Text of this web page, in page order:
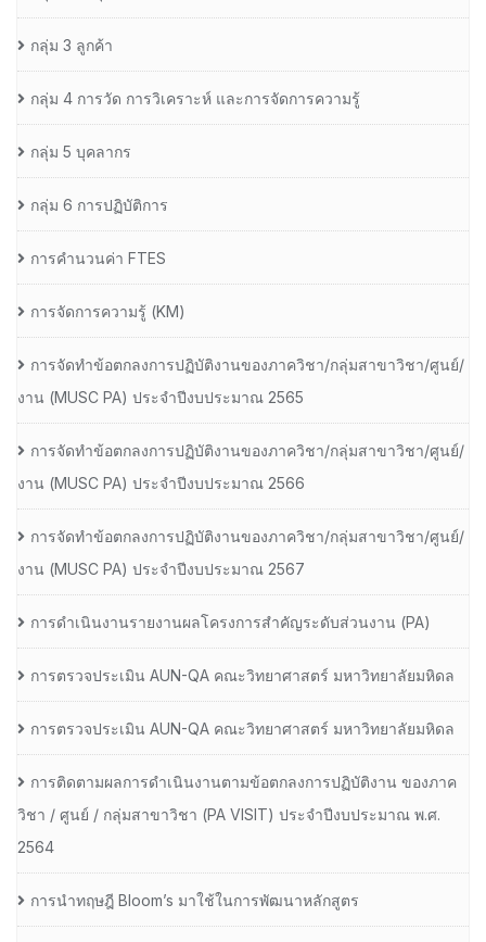
กลุ่ม 3 ลูกค้า
กลุ่ม 4 การวัด การวิเคราะห์ และการจัดการความรู้
กลุ่ม 5 บุคลากร
กลุ่ม 6 การปฏิบัติการ
การคำนวนค่า FTES
การจัดการความรู้ (KM)
การจัดทำข้อตกลงการปฏิบัติงานของภาควิชา/กลุ่มสาขาวิชา/ศูนย์/
งาน (MUSC PA) ประจำปีงบประมาณ 2565
การจัดทำข้อตกลงการปฏิบัติงานของภาควิชา/กลุ่มสาขาวิชา/ศูนย์/
งาน (MUSC PA) ประจำปีงบประมาณ 2566
การจัดทำข้อตกลงการปฏิบัติงานของภาควิชา/กลุ่มสาขาวิชา/ศูนย์/
งาน (MUSC PA) ประจำปีงบประมาณ 2567
การดำเนินงานรายงานผลโครงการสำคัญระดับส่วนงาน (PA)
การตรวจประเมิน AUN-QA คณะวิทยาศาสตร์ มหาวิทยาลัยมหิดล
การตรวจประเมิน AUN-QA คณะวิทยาศาสตร์ มหาวิทยาลัยมหิดล
การติดตามผลการดำเนินงานตามข้อตกลงการปฏิบัติงาน ของภาค
วิชา / ศูนย์ / กลุ่มสาขาวิชา (PA VISIT) ประจำปีงบประมาณ พ.ศ.​
2564
การนำทฤษฎี Bloom’s มาใช้ในการพัฒนาหลักสูตร